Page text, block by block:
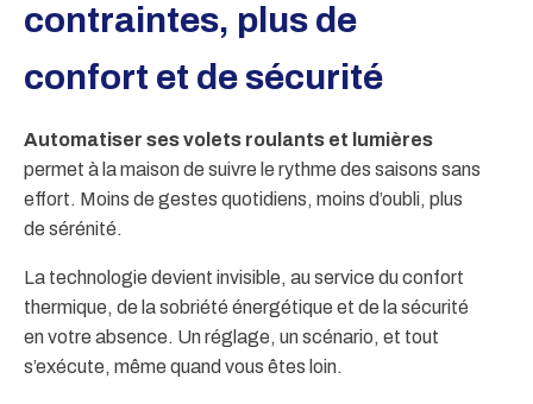
contraintes, plus de
confort et de sécurité
Automatiser ses volets roulants et lumières
permet à la maison de suivre le rythme des saisons sans
effort. Moins de gestes quotidiens, moins d’oubli, plus
de sérénité.
La technologie devient invisible, au service du confort
thermique, de la sobriété énergétique et de la sécurité
en votre absence. Un réglage, un scénario, et tout
s’exécute, même quand vous êtes loin.